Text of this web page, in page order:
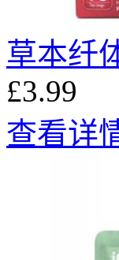
草本纤
£3.99
查看详